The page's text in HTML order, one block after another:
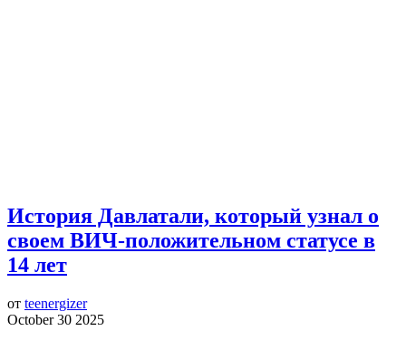
История Давлатали, который узнал о
своем ВИЧ-положительном статусе в
14 лет
от teenergizer
October 30 2025